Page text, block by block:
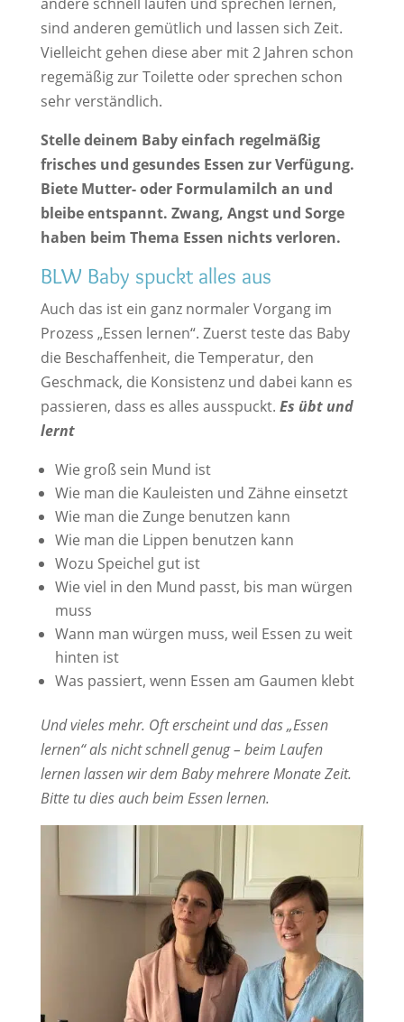
sind anderen gemütlich und lassen sich Zeit.
Vielleicht gehen diese aber mit 2 Jahren schon
regemäßig zur Toilette oder sprechen schon
sehr verständlich.
Stelle deinem Baby einfach regelmäßig
frisches und gesundes Essen zur Verfügung.
Biete Mutter- oder Formulamilch an und
bleibe entspannt. Zwang, Angst und Sorge
haben beim Thema Essen nichts verloren.
BLW Baby spuckt alles aus
Auch das ist ein ganz normaler Vorgang im
Prozess „Essen lernen“. Zuerst teste das Baby
die Beschaffenheit, die Temperatur, den
Geschmack, die Konsistenz und dabei kann es
passieren, dass es alles ausspuckt. Es übt und
lernt
Wie groß sein Mund ist
Wie man die Kauleisten und Zähne einsetzt
Wie man die Zunge benutzen kann
Wie man die Lippen benutzen kann
Wozu Speichel gut ist
Wie viel in den Mund passt, bis man würgen
muss
Wann man würgen muss, weil Essen zu weit
hinten ist
Was passiert, wenn Essen am Gaumen klebt
Und vieles mehr. Oft erscheint und das „Essen
lernen“ als nicht schnell genug – beim Laufen
lernen lassen wir dem Baby mehrere Monate Zeit.
Bitte tu dies auch beim Essen lernen.